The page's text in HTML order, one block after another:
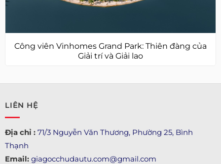
Công viên Vinhomes Grand Park: Thiên đàng của
Giải trí và Giải lao
LIÊN HỆ
Địa chỉ : 71/3 Nguyễn Văn Thương, Phường 25, Bình
Thạnh
Email: giagocchudautu.com@gmail.com